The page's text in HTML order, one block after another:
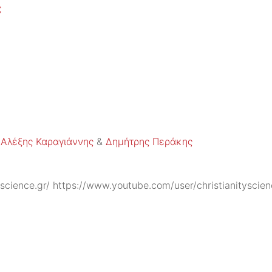
Αλέξης Καραγιάννης & Δημήτρης Περάκης
science.gr/ https://www.youtube.com/user/